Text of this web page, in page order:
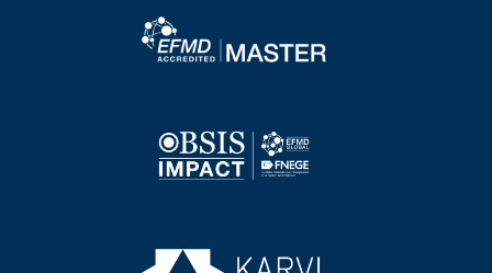
Image
Image
Image